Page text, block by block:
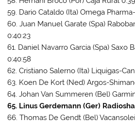
59. Dario Cataldo (Ita) Omega
60. Juan Manuel Garate (Spa)
0:40:23
61. Daniel Navarro Garcia (Spa) Saxo
0:40:58
62. Cristiano Salerno (Ita) Liquigas-
63. Koen De Kort (Ned) Argos-
64. Johan Van Summeren (Bel)
65. Linus Gerdemann (Ger)
66. Thomas De Gendt (Bel)